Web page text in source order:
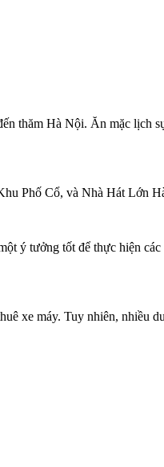
thăm Hà Nội. Ăn mặc lịch
Phố Cổ, và Nhà Hát Lớn
ý tưởng tốt để thực hiện
xe máy. Tuy nhiên, nhiều